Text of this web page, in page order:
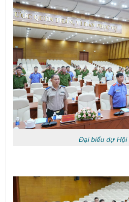
Đại biểu dự Hội